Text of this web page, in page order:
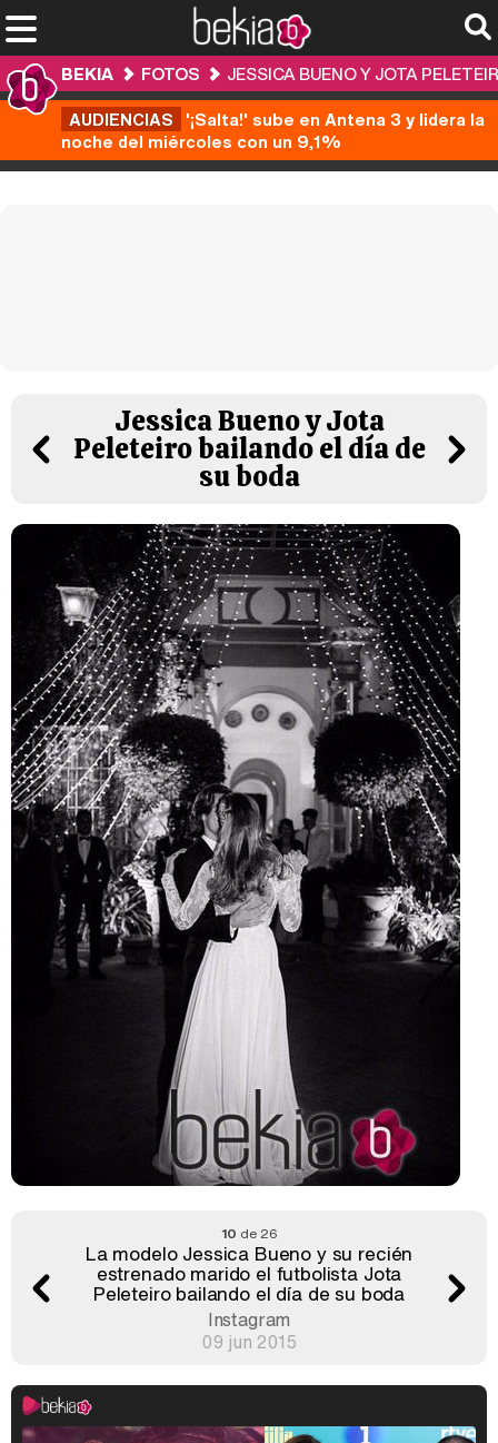
BEKIA FOTOS
JESSICA BUENO Y JOTA
AUDIENCIAS '¡Salta!' sube en Antena 3 y lidera la
noche del miércoles con un 9,1%
Jessica Bueno y Jota
Peleteiro bailando el día de
su boda
10 de 26
La modelo Jessica Bueno y su recién
estrenado marido el futbolista Jota
Peleteiro bailando el día de su boda
Instagram
09 jun 2015